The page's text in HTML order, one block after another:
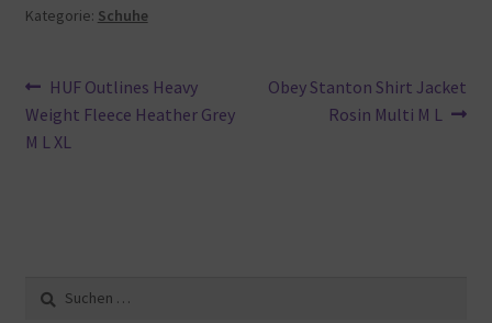
Kategorie: Schuhe
Beitragsnavigation
Vorheriger
Beitrag:
HUF Outlines Heavy
Weight Fleece Heather Grey
M L XL
Nächster
Obey Stanton Shirt Jacket
Rosin Multi M L
Suche
nach: